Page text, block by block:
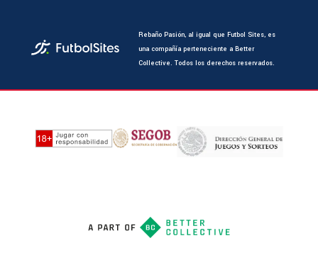
Rebaño Pasión, al igual que Futbol Sites, es
una compañía perteneciente a Better
Collective. Todos los derechos reservados.